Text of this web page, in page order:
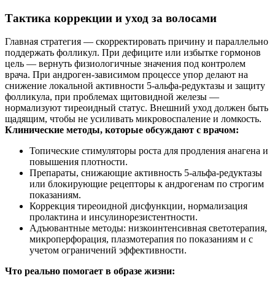
Тактика коррекции и уход за волосами
Главная стратегия — скорректировать причину и параллельно
поддержать фолликул. При дефиците или избытке гормонов
цель — вернуть физиологичные значения под контролем
врача. При андроген-зависимом процессе упор делают на
снижение локальной активности 5-альфа-редуктазы и защиту
фолликула, при проблемах щитовидной железы —
нормализуют тиреоидный статус. Внешний уход должен быть
щадящим, чтобы не усиливать микровоспаление и ломкость.
Клинические методы, которые обсуждают с врачом:
Топические стимуляторы роста для продления анагена и
повышения плотности.
Препараты, снижающие активность 5-альфа-редуктазы
или блокирующие рецепторы к андрогенам по строгим
показаниям.
Коррекция тиреоидной дисфункции, нормализация
пролактина и инсулинорезистентности.
Адъювантные методы: низкоинтенсивная светотерапия,
микроперфорация, плазмотерапия по показаниям и с
учетом ограничений эффективности.
Что реально помогает в образе жизни: